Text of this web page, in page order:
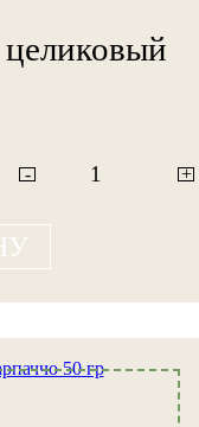
- +